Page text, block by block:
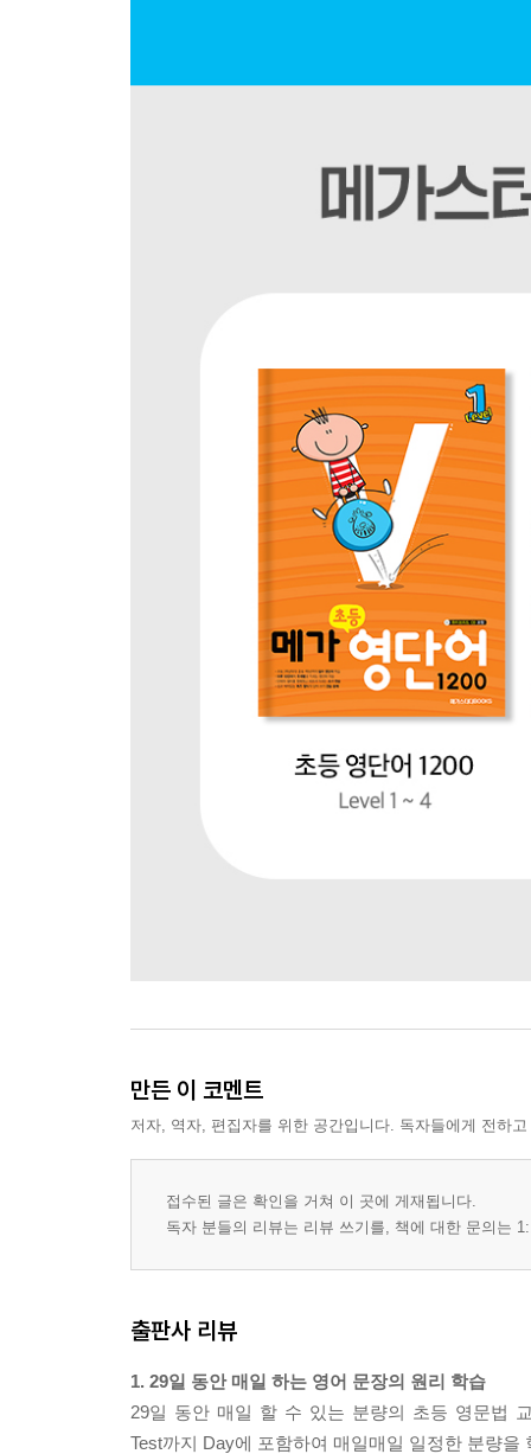
만든 이 코멘트
저자, 역자, 편집자를 위한 공간입니다. 독자들에게 전하
접수된 글은 확인을 거쳐 이 곳에 게재됩니다.
독자 분들의 리뷰는 리뷰 쓰기를, 책에 대한 문의는
출판사 리뷰
1. 29일 동안 매일 하는 영어 문장의 원리 학습
29일 동안 매일 할 수 있는 분량의 초등 영문법
Test까지 Day에 포함하여 매일매일 일정한 분량을